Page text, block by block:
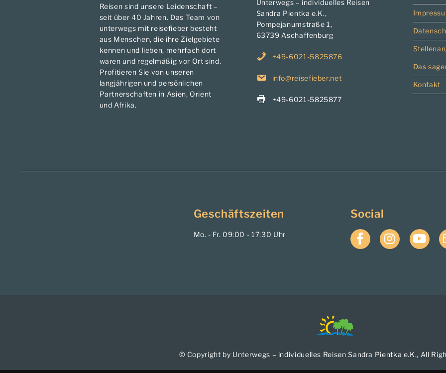
Reisen sind unsere Leidenschaft –
seit über 40 Jahren. Das Team von
unterwegs mit reisefieber besteht
aus Menschen, die ihre Zielgebiete
kennen und lieben, mehrfach dort
waren und regelmäßig vor Ort sind.
Profitieren Sie von unseren
langjährigen und persönlichen
Partnerschaften in Asien, Orient
und Afrika.
Unterwegs – individuelles Reisen
Sandra Pientka e.K.,
Pompejanumstraße 1,
63739 Aschaffenburg
+49-6021-5825876
info@reisefieber.net
+49-6021-5825877
Das
Kontakt
Geschäftszeiten
Mo. - Fr. 09:00 - 17:30 Uhr
Social
FacebookInstagram
© Copyright by Unterwegs – individuelles Reisen Sandra Pientka e.K., All